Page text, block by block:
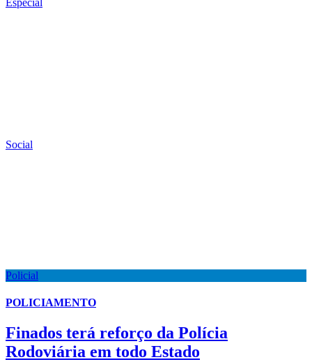
Social
Policial
POLICIAMENTO
Finados terá reforço da Polícia
Rodoviária em todo Estado